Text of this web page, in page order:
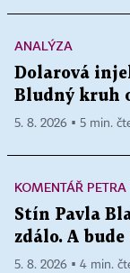
ANALÝZA
Dolarová
Bludný kruh
5. 8. 2026 ▪ 5 min.
KOMENTÁŘ
Stín Pavla
zdálo. A
5. 8. 2026 ▪ 4 min.